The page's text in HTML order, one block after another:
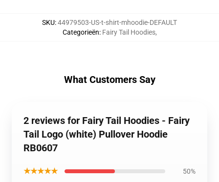
SKU:44979503-US-t-shirt-mhoodie-DEFAULT
Categorieën: Fairy Tail Hoodies,
What Customers Say
2 reviews for Fairy Tail Hoodies - Fairy
Tail Logo (white) Pullover Hoodie
RB0607
★★★★★ 50%